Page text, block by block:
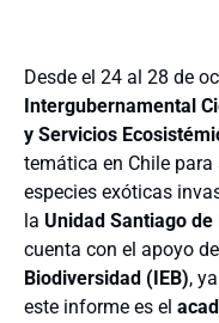
Desde el 24 al 28 de
Intergubernamental
y Servicios
temática en Chile
especies exóticas
la Unidad Santiago
cuenta con el apoyo
Biodiversidad (IEB),
este informe es el